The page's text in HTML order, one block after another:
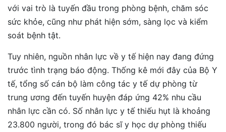
với vai trò là tuyến đầu trong phòng bệnh, chăm sóc
sức khỏe, cũng như phát hiện sớm, sàng lọc và kiểm
soát bệnh tật.
Tuy nhiên, nguồn nhân lực về y tế hiện nay đang đứng
trước tình trạng báo động. Thống kê mới đây của Bộ Y
tế, tổng số cán bộ làm công tác y tế dự phòng từ
trung ương đến tuyến huyện đáp ứng 42% nhu cầu
nhân lực cần có. Số nhân lực y tế thiếu hụt là khoảng
23.800 người, trong đó bác sĩ y học dự phòng thiếu